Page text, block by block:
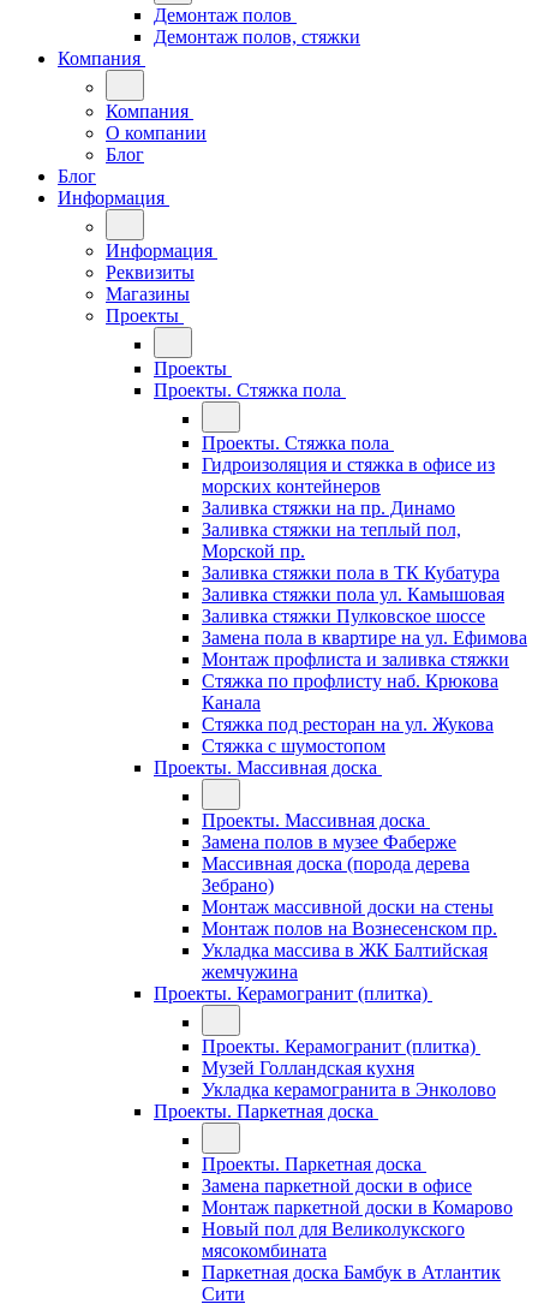
Демонтаж полов
Демонтаж полов, стяжки
Компания
Компания
О компании
Блог
Блог
Информация
Информация
Реквизиты
Магазины
Проекты
Проекты
Проекты. Стяжка пола
Проекты. Стяжка пола
Гидроизоляция и стяжка в офисе из
морских контейнеров
Заливка стяжки на пр. Динамо
Заливка стяжки на теплый пол,
Морской пр.
Заливка стяжки пола в ТК Кубатура
Заливка стяжки пола ул. Камышовая
Заливка стяжки Пулковское шоссе
Замена пола в квартире на ул. Ефимова
Монтаж профлиста и заливка стяжки
Стяжка по профлисту наб. Крюкова
Канала
Стяжка под ресторан на ул. Жукова
Стяжка с шумостопом
Проекты. Массивная доска
Проекты. Массивная доска
Замена полов в музее Фаберже
Массивная доска (порода дерева
Зебрано)
Монтаж массивной доски на стены
Монтаж полов на Вознесенском пр.
Укладка массива в ЖК Балтийская
жемчужина
Проекты. Керамогранит (плитка)
Проекты. Керамогранит (плитка)
Музей Голландская кухня
Укладка керамогранита в Энколово
Проекты. Паркетная доска
Проекты. Паркетная доска
Замена паркетной доски в офисе
Монтаж паркетной доски в Комарово
Новый пол для Великолукского
мясокомбината
Паркетная доска Бамбук в Атлантик
Сити